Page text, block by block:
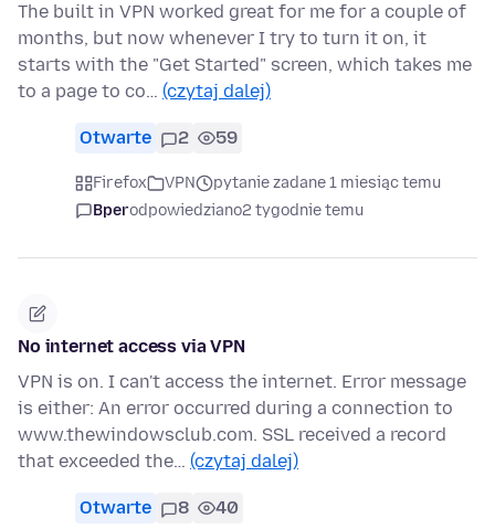
The built in VPN worked great for me for a couple of
months, but now whenever I try to turn it on, it
starts with the "Get Started" screen, which takes me
to a page to co… (czytaj dalej)
Otwarte 2 59
Firefox VPN
pytanie zadane 1 miesiąc temu
Bperodpowiedziano2 tygodnie temu
No internet access via VPN
VPN is on. I can't access the internet. Error message
is either: An error occurred during a connection to
www.thewindowsclub.com. SSL received a record
that exceeded the… (czytaj dalej)
Otwarte 8 40